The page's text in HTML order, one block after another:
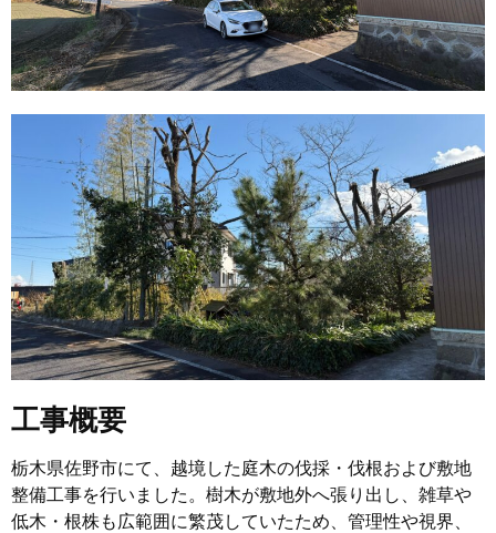
工事概要
栃木県佐野市にて、越境した庭木の伐採・伐根および敷地
整備工事を行いました。樹木が敷地外へ張り出し、雑草や
低木・根株も広範囲に繁茂していたため、管理性や視界、